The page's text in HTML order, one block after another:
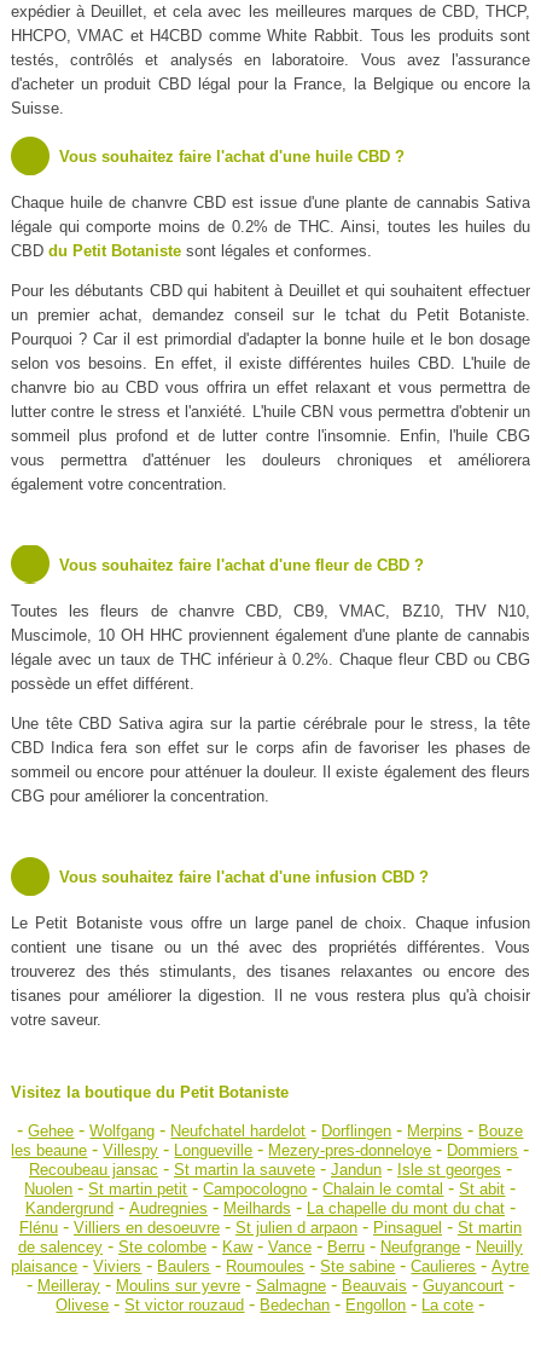
expédier à Deuillet, et cela avec les meilleures marques de CBD, THCP,
HHCPO, VMAC et H4CBD comme White Rabbit. Tous les produits sont
testés, contrôlés et analysés en laboratoire. Vous avez l'assurance
d'acheter un produit CBD légal pour la France, la Belgique ou encore la
Suisse.
Vous souhaitez faire l'achat d'une huile CBD ?
Chaque huile de chanvre CBD est issue d'une plante de cannabis Sativa
légale qui comporte moins de 0.2% de THC. Ainsi, toutes les huiles du
CBD du Petit Botanistesont légales et conformes.
Pour les débutants CBD qui habitent à Deuillet et qui souhaitent effectuer
un premier achat, demandez conseil sur le tchat du Petit Botaniste.
Pourquoi ? Car il est primordial d'adapter la bonne huile et le bon dosage
selon vos besoins. En effet, il existe différentes huiles CBD. L'huile de
chanvre bio au CBD vous offrira un effet relaxant et vous permettra de
lutter contre le stress et l'anxiété. L'huile CBN vous permettra d'obtenir un
sommeil plus profond et de lutter contre l'insomnie. Enfin, l'huile CBG
vous permettra d'atténuer les douleurs chroniques et améliorera
également votre concentration.
Vous souhaitez faire l'achat d'une fleur de CBD ?
Toutes les fleurs de chanvre CBD, CB9, VMAC, BZ10, THV N10,
Muscimole, 10 OH HHC proviennent également d'une plante de cannabis
légale avec un taux de THC inférieur à 0.2%. Chaque fleur CBD ou CBG
possède un effet différent.
Une tête CBD Sativa agira sur la partie cérébrale pour le stress, la tête
CBD Indica fera son effet sur le corps afin de favoriser les phases de
sommeil ou encore pour atténuer la douleur. Il existe également des fleurs
CBG pour améliorer la concentration.
Vous souhaitez faire l'achat d'une infusion CBD ?
Le Petit Botaniste vous offre un large panel de choix. Chaque infusion
contient une tisane ou un thé avec des propriétés différentes. Vous
trouverez des thés stimulants, des tisanes relaxantes ou encore des
tisanes pour améliorer la digestion. Il ne vous restera plus qu'à choisir
votre saveur.
Visitez la boutique du Petit Botaniste
-Gehee -Wolfgang - Neufchatel hardelot - Dorflingen - Merpins - Bouze
les beaune -Villespy - Longueville - Mezery-pres-donneloye - Dommiers -
Recoubeau jansac - St martin la sauvete- Jandun- Isle st georges -
Nuolen -St martin petit -Campocologno -Chalain le comtal -St abit -
Kandergrund- Audregnies - Meilhards - La chapelle du mont du chat-
Flénu- Villiers en desoeuvre- St julien d arpaon- Pinsaguel - St martin
de salencey- Ste colombe- Kaw- Vance- Berru- Neufgrange- Neuilly
plaisance -Viviers - Baulers - Roumoules -Ste sabine -Caulieres -Aytre
- Meilleray- Moulins sur yevre- Salmagne- Beauvais - Guyancourt-
Olivese -St victor rouzaud - Bedechan - Engollon - La cote -